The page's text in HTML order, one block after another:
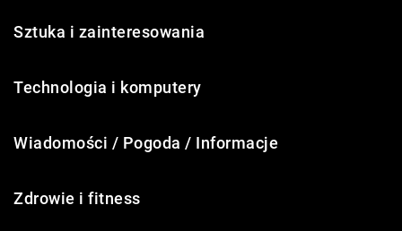
Sztuka i zainteresowania
Technologia i komputery
Wiadomości / Pogoda / Informacje
Zdrowie i fitness